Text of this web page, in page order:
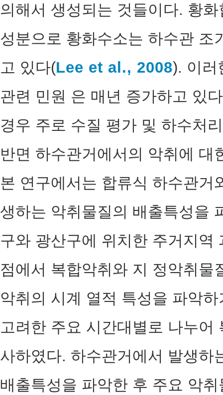
의해서 생성되는 것들이다. 황
성분으로 황화수소는 하수관 조
고 있다(Lee et al., 2008). 이러
관련 민원 은 매년 증가하고 있
경우 주로 수질 평가 및 하수처
반면 하수관거에서의 악취에 대
본 연구에서는 합류식 하수관거
생하는 악취물질의 배출특성을
구와 광산구에 위치한 주거지역
점에서 복합악취와 지 정악취물
악취의 시계 열적 특성을 파악
고려한 주요 시간대별로 나누어
사하였다. 하수관거에서 발생하
배출특성을 파악한 후 주요 악